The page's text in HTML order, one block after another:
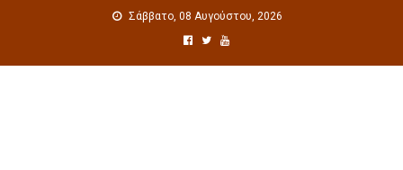
Σάββατο, 08 Αυγούστου, 2026